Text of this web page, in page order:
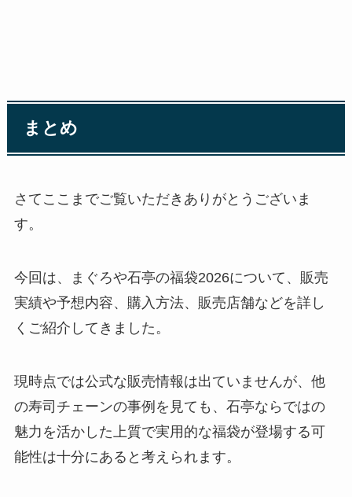
まとめ
さてここまでご覧いただきありがとうございま
す。
今回は、まぐろや石亭の福袋2026について、販売
実績や予想内容、購入方法、販売店舗などを詳し
くご紹介してきました。
現時点では公式な販売情報は出ていませんが、他
の寿司チェーンの事例を見ても、石亭ならではの
魅力を活かした上質で実用的な福袋が登場する可
能性は十分にあると考えられます。